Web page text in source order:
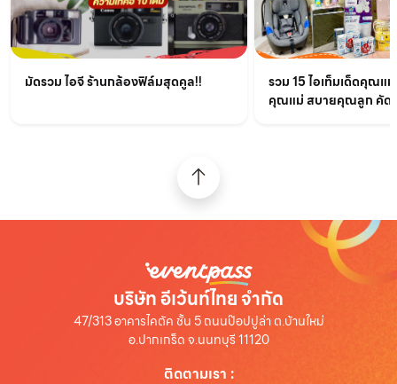
มัดรวม ไอจี ร้านกล้องฟิล์มสุดคูล!!
รวม 15 ไอเท็มเด็ดคุณแ
คุณแม่ สบายคุณลูก คัด
บริษัท อีเว้นท์ไทย จำกัด
47/313 อาคารไคตัค ชั้น 5 ถนนป๊อปปูล่า ต.บ้านใหม่
อ.ปากเกร็ด จ.นนทบุรี 11120
ติดตามเรา :